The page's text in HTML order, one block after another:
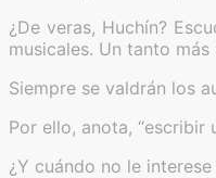
¿De veras, Huchín?
musicales. Un tanto
Siempre se valdrán los
Por ello, anota,
¿Y cuándo no le